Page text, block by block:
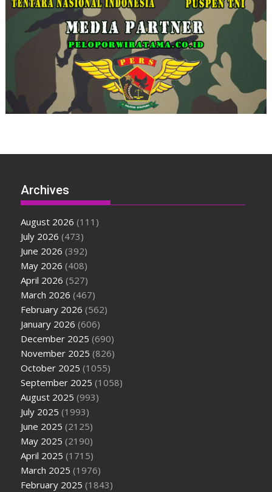
Archives
August 2026 (111)
July 2026 (473)
June 2026 (392)
May 2026 (408)
April 2026 (527)
March 2026 (467)
February 2026 (562)
January 2026 (606)
December 2025 (690)
November 2025 (826)
October 2025 (1055)
September 2025 (1058)
August 2025 (993)
July 2025 (1993)
June 2025 (2125)
May 2025 (2190)
April 2025 (1715)
March 2025 (1976)
February 2025 (1843)